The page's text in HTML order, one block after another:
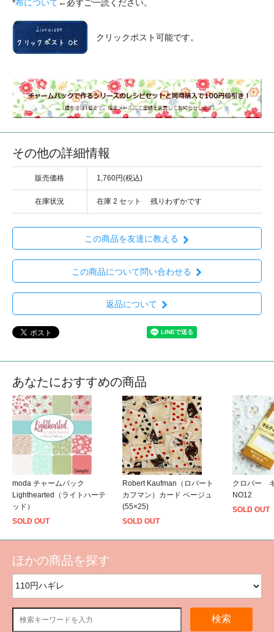
*布について ←必ずご一読ください。
クリックポスト可能です。
その他の詳細情報
販売価格 1,760円(税込)
在庫状況 在庫 2 セット 残りわずかです
この商品を友達に教える
この商品について問い合わせる
返品について
あなたにおすすめの商品
moda チャームパック
Lighthearted（ライトハーテ
ッド）
SOLD OUT
Robert Kaufman（ロバート
カフマン）カード ベージュ
(55×25)
SOLD OUT
クロバー
NO12
SOLD OUT
ほかの商品を探す
検索